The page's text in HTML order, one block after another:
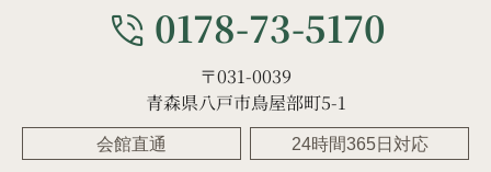
phone_in_talk 0178-73-5170
〒031-0039
青森県八戸市鳥屋部町5-1
会館直通 24時間365日対応
会館（斎場）を探す